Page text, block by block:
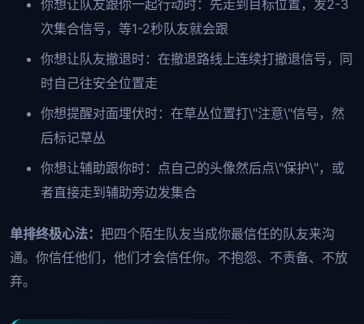
你想让队友跟你一起行动时：先走到目标位置，发2-3
次集合信号，等1-2秒队友就会跟
你想让队友撤退时：在撤退路线上连续打撤退信号，同
时自己往安全位置走
你想提醒对面埋伏时：在草丛位置打\"注意\"信号，然
后标记草丛
你想让辅助跟你时：点自己的头像然后点\"保护\"，或
者直接走到辅助旁边发集合
单排终极心法： 把四个陌生队友当成你最信任的队友来沟
通。你信任他们，他们才会信任你。不抱怨、不责备、不放
弃。